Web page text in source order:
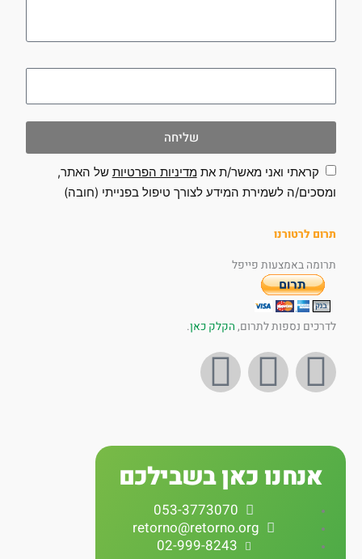
שליחה
קראתי ואני מאשר/ת אתמדיניות הפרטיותשל האתר,
ומסכים/ה לשמירת המידע לצורך טיפול בפנייתי (חובה)
תרום לרטורנו
תרומה באמצעות פייפל
לדרכים נספות לתרום,הקלק כאן.
F
c
e
b
Y
u
t
u
I
s
t
a
אנחנו כאן בשבילכם
053-3773070
retorno@retorno.org
02-999-8243